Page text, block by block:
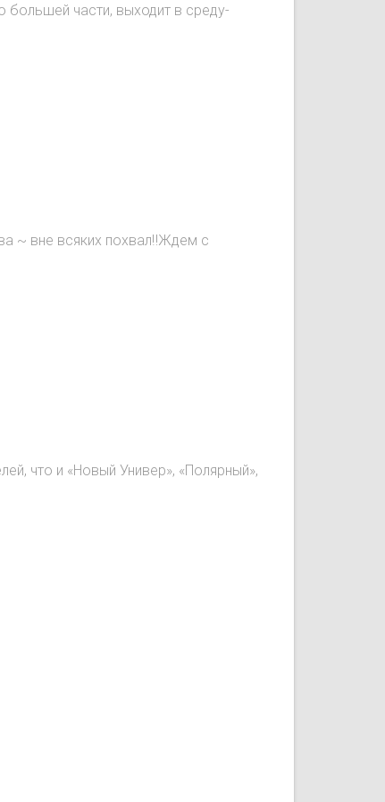
большей части, выходит в среду-
~ вне всяких похвал‼️Ждем с
и «Новый Универ», «Полярный»,